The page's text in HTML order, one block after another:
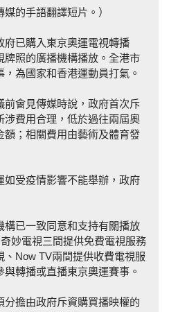
的手語翻譯短片。）
府已購入東京奧運電視轉播
牌照的廣播機構播放。全港市
為國家和香港運動員打氣。
前會見傳媒時說，政府首次斥
涉費用合理，低於過往兩屆奧
額；相關費用由藝術及體育發
如受疫情影響不能舉辦，政府
構已一致同意和支持有關播放
妙電視三間提供免費電視服務
、Now TV兩間提供收費電視服
轉播或直播東京奧運賽事。
擔由政府斥資購買播映權的